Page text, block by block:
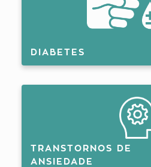
DIABETES
TRANSTORNOS DE
ANSIEDADE